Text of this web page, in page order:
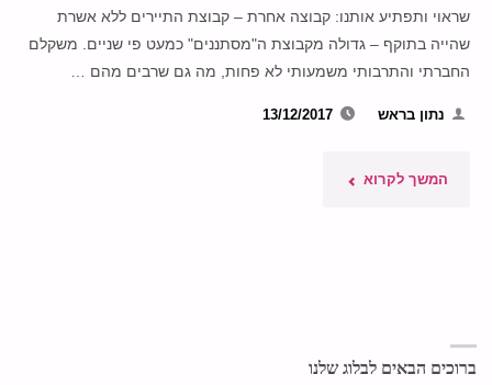
שראוי ותפתיע אותנו: קבוצה אחרת – קבוצת התיירים ללא אשרת
שהייה בתוקף – גדולה מקבוצת ה"מסתננים" כמעט פי שניים. משקלם
החברתי והתרבותי משמעותי לא פחות, מה גם שרבים מהם …
נתון בראש 13/12/2017
המשך לקרוא "המקרה
הלא
ברוכים הבאים לבלוג שלנו